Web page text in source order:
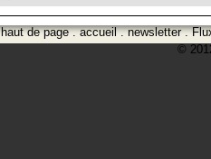
haut de page.accueil.newsletter.
©